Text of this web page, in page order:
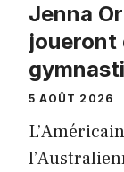
Jenna
joueront
5 AOÛT 2026